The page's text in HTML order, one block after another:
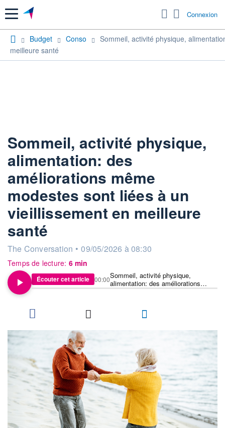
Menu Connexion
Budget Conso
Sommeil, activité physique,
meilleure santé
Sommeil, activité physique,
alimentation: des
améliorations même
modestes sont liées à un
vieillissement en meilleure
santé
information fournie par
The Conversation • 09/05/2026 à 08:30
Temps de lecture: 6 min
Écouter cet article
Sommeil, activité physique,
alimentation: des améliorations
même modestes sont liées à un
00:00